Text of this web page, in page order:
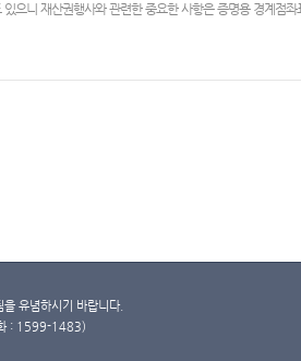
으니 재산권행사와 관련한 중요한 사항은 증명용 경계점
유념하시기 바랍니다.
: 1599-1483)